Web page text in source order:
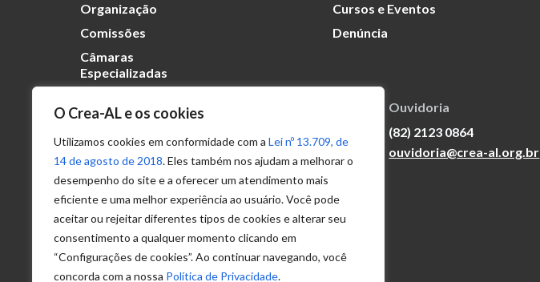
O Crea-AL e os cookies
Utilizamos cookies em conformidade com a Lei nº 13.709, de
14 de agosto de 2018. Eles também nos ajudam a melhorar o
desempenho do site e a oferecer um atendimento mais
eficiente e uma melhor experiência ao usuário. Você pode
aceitar ou rejeitar diferentes tipos de cookies e alterar seu
consentimento a qualquer momento clicando em
“Configurações de cookies”. Ao continuar navegando, você
concorda com a nossa Política de Privacidade.
Organização
Comissões
Câmaras
Especializadas
Cursos e Eventos
Denúncia
Transparência
Portal
Acesso à
Informação
Política de
Privacidade de
Dados
Ouvidoria
(82) 2123 0864
ouvidoria@crea-al.org.br